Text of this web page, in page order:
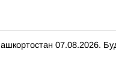
07.08.2026.